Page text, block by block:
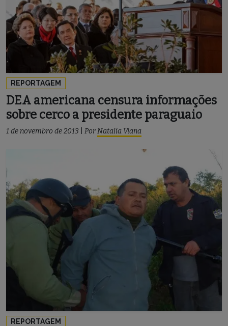
REPORTAGEM
DEA americana censura informações
sobre cerco a presidente paraguaio
1 de novembro de 2013 PorNatalia Viana
REPORTAGEM